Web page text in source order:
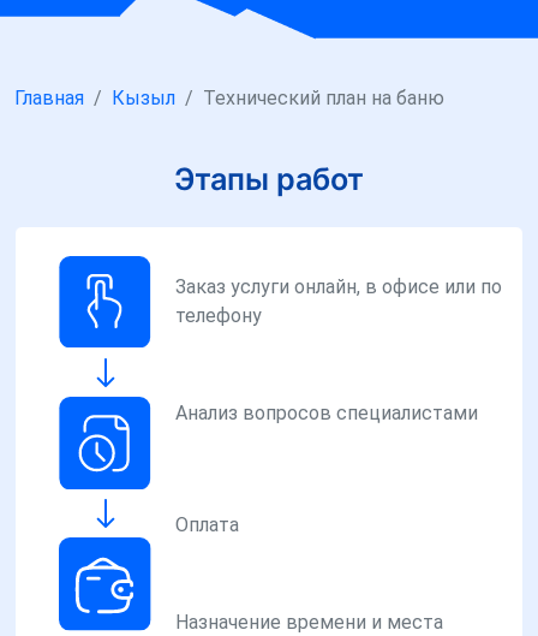
Главная Кызыл Технический план на баню
Этапы работ
Заказ услуги онлайн, в офисе или по
телефону
Анализ вопросов специалистами
Оплата
Назначение времени и места